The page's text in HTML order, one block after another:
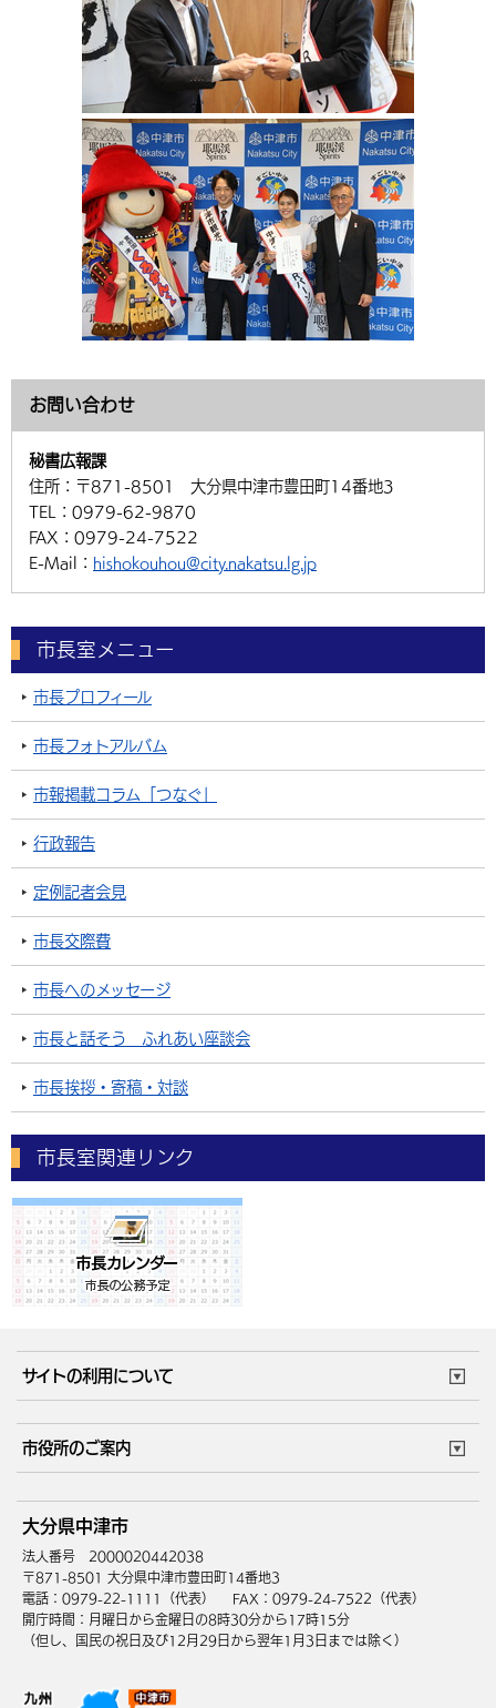
お問い合わせ
秘書広報課
住所： 〒871-8501 大分県中津市豊田町14番地3
TEL： 0979-62-9870
FAX： 0979-24-7522
E-Mail： hishokouhou@city.nakatsu.lg.jp
市長室メニュー
市長プロフィール
市長フォトアルバム
市報掲載コラム「つなぐ」
行政報告
定例記者会見
市長交際費
市長へのメッセージ
市長と話そう ふれあい座談会
市長挨拶・寄稿・対談
市長室関連リンク
サイトの利用について
サイトマップ
市役所のご案内
庁舎地図 組織案内
中津市へのアクセス
大分県中津市
法人番号 2000020442038
〒871-8501 大分県中津市豊田町14番地3
電話：0979-22-1111（代表）
FAX：0979-24-7522（代表）
開庁時間：月曜日から金曜日の8時30分から17時15分
（但し、国民の祝日及び12月29日から翌年1月3日までは除く）